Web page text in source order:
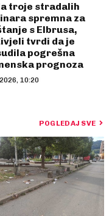
troje stradalih
spremna za
s Elbrusa,
tvrdi da je
pogrešna
prognoza
10:20
POGLEDAJ SVE